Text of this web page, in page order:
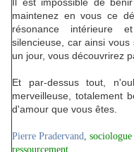
maintenez en vous ce
résonance intérieure
silencieuse, car ainsi
un jour, vous découvrirez
Et par-dessus tout,
merveilleuse, totalement
d'amour que vous êtes.
Pierre Pradervand, sociologue
ressourcement